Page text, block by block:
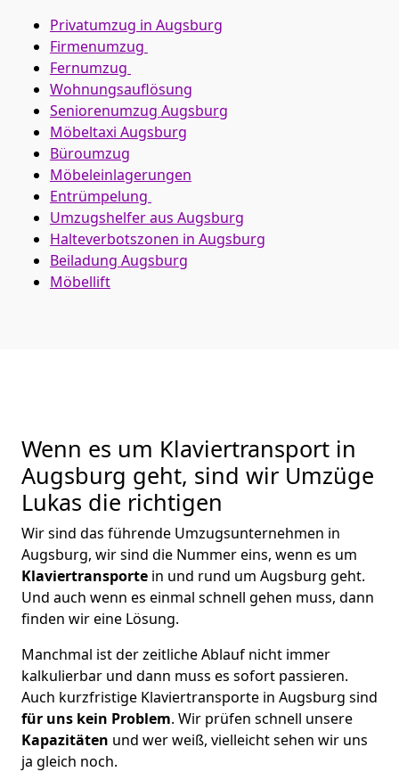
Privatumzug in Augsburg
Firmenumzug
Fernumzug
Wohnungsauflösung
Seniorenumzug Augsburg
Möbeltaxi Augsburg
Büroumzug
Möbeleinlagerungen
Entrümpelung
Umzugshelfer aus Augsburg
Halteverbotszonen in Augsburg
Beiladung Augsburg
Möbellift
Wenn es um Klaviertransport in
Augsburg geht, sind wir Umzüge
Lukas die richtigen
Wir sind das führende Umzugsunternehmen in
Augsburg, wir sind die Nummer eins, wenn es um
Klaviertransporte in und rund um Augsburg geht.
Und auch wenn es einmal schnell gehen muss, dann
finden wir eine Lösung.
Manchmal ist der zeitliche Ablauf nicht immer
kalkulierbar und dann muss es sofort passieren.
Auch kurzfristige Klaviertransporte in Augsburg sind
für uns kein Problem. Wir prüfen schnell unsere
Kapazitäten und wer weiß, vielleicht sehen wir uns
ja gleich noch.